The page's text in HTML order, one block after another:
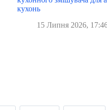
кухонь
15 Липня 2026,